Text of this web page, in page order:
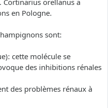
Cortinarius orellanus a
en Pologne.
sont:
cette molécule se
des inhibitions rénales
des problèmes rénaux à